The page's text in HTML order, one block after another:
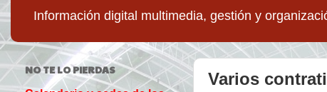
Información digital multimedia, gestión y
Varios
NO TE LO PIERDAS